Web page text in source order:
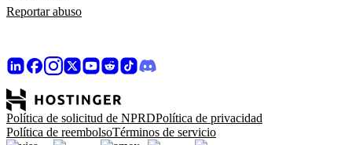
Reportar abuso
Política de solicitud de NPRDPolítica de privacidad
Política de reembolsoTérminos de servicio